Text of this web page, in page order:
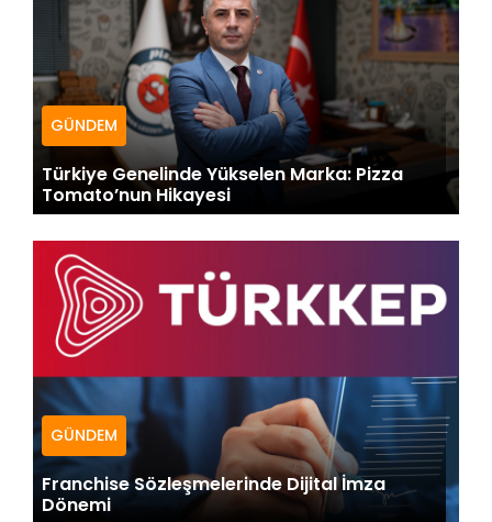
GÜNDEM
Türkiye Genelinde Yükselen Marka: Pizza
Tomato’nun Hikayesi
GÜNDEM
Franchise Sözleşmelerinde Dijital İmza
Dönemi